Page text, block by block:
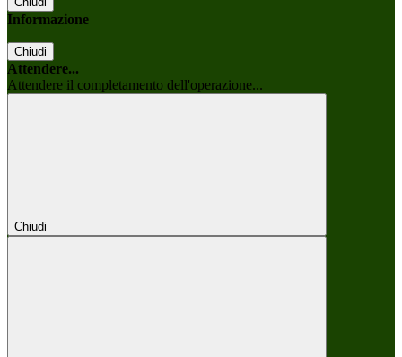
Informazione
Chiudi
Attendere...
Attendere il completamento dell'operazione...
Chiudi